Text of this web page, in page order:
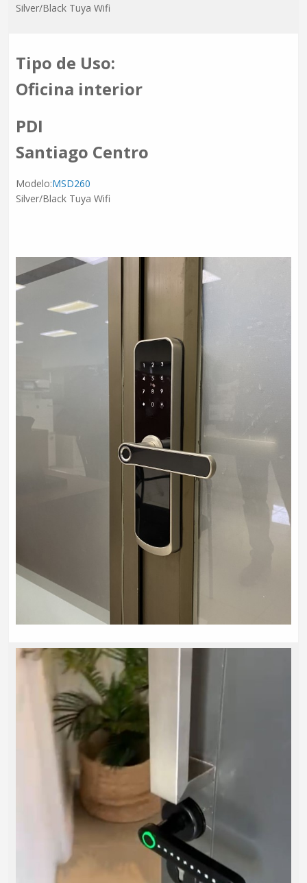
Silver/Black Tuya Wifi
Tipo de Uso:
Oficina interior
PDI
Santiago Centro
Modelo:MSD260
Silver/Black Tuya Wifi